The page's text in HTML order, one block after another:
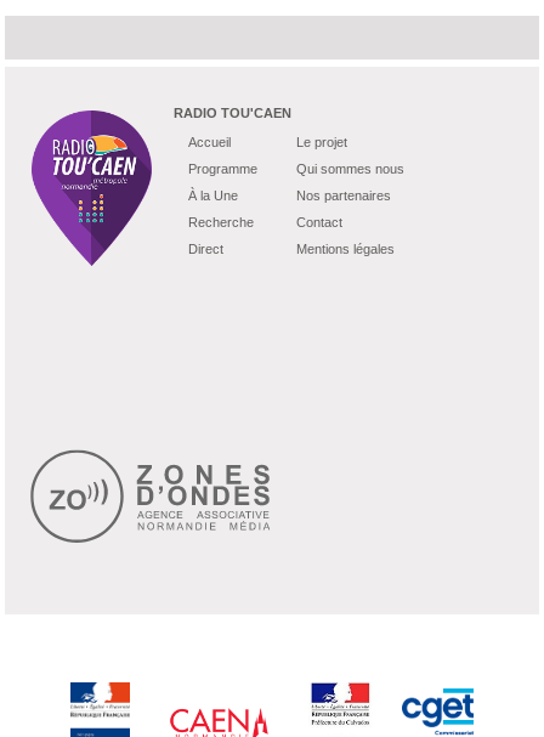
RADIO TOU'CAEN
Accueil
Programme
À la Une
Recherche
Direct
Le projet
Qui sommes nous
Nos partenaires
Contact
Mentions légales